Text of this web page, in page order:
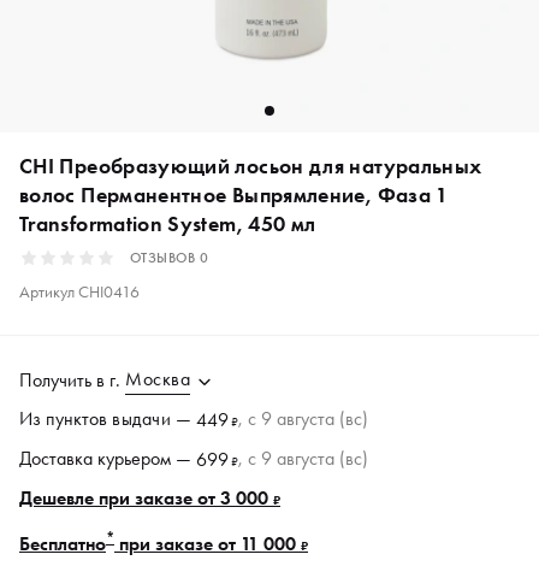
CHI Преобразующий лосьон для натуральных
волос Перманентное Выпрямление, Фаза 1
Transformation System, 450 мл
ОТЗЫВОВ 0
АртикулCHI0416
Получить в г. Москва
Из пунктов выдачи — 449₽, c 9 августа (вс)
Доставка курьером — 699₽, c 9 августа (вс)
Дешевле при заказе от 3 000 ₽
Бесплатно* при заказе от 11 000 ₽